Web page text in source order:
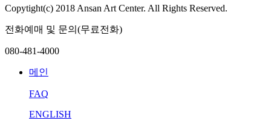
Copytight(c) 2018 Ansan Art Center. All Rights Reserved.
전화예매 및 문의(무료전화)
080-481-4000
메인
FAQ
ENGLISH